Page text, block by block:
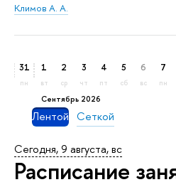
Климов А. А.
31
пн
сентябрь 2026
1
вт
2
ср
3
чт
4
пт
5
сб
6
вс
7
пн
Лентой Сеткой
Сегодня, 9 августа, вс
Расписание